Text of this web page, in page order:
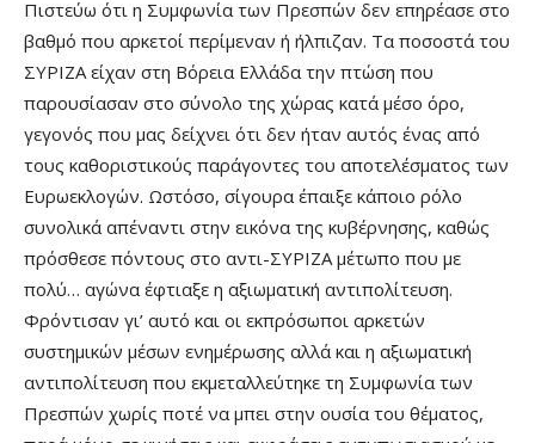
Πιστεύω ότι η Συμφωνία των Πρεσπών δεν επηρέασε στο
βαθμό που αρκετοί περίμεναν ή ήλπιζαν. Τα ποσοστά του
ΣΥΡΙΖΑ είχαν στη Βόρεια Ελλάδα την πτώση που
παρουσίασαν στο σύνολο της χώρας κατά μέσο όρο,
γεγονός που μας δείχνει ότι δεν ήταν αυτός ένας από
τους καθοριστικούς παράγοντες του αποτελέσματος των
Ευρωεκλογών. Ωστόσο, σίγουρα έπαιξε κάποιο ρόλο
συνολικά απέναντι στην εικόνα της κυβέρνησης, καθώς
πρόσθεσε πόντους στο αντι-ΣΥΡΙΖΑ μέτωπο που με
πολύ… αγώνα έφτιαξε η αξιωματική αντιπολίτευση.
Φρόντισαν γι’ αυτό και οι εκπρόσωποι αρκετών
συστημικών μέσων ενημέρωσης αλλά και η αξιωματική
αντιπολίτευση που εκμεταλλεύτηκε τη Συμφωνία των
Πρεσπών χωρίς ποτέ να μπει στην ουσία του θέματος,